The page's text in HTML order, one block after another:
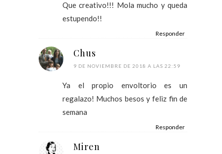
Que creativo!!! Mola mucho y queda
estupendo!!
Responder
Chus
9 DE NOVIEMBRE DE 2018 A LAS 22:59
Ya el propio envoltorio es un
regalazo! Muchos besos y feliz fin de
semana
Responder
Miren